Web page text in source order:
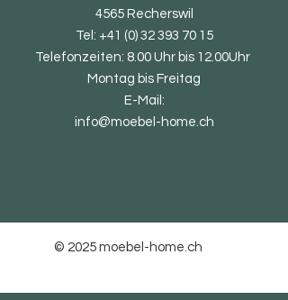
4565 Recherswil
Tel: +41 (0) 32 393 70 15
Telefonzeiten: 8.00 Uhr bis 12.00Uhr
Montag bis Freitag
E-Mail:
info@moebel-home.ch
© 2025 moebel-home.ch